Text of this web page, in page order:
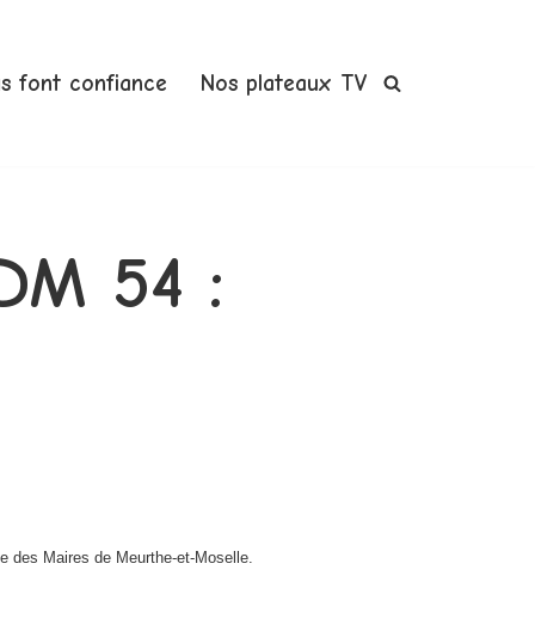
font confiance Nos plateaux TV
54 :
des Maires de Meurthe-et-Moselle.